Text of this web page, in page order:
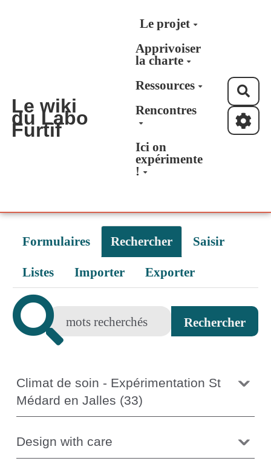
Aller au contenu principal
Le wiki
du Labo
Furtif
Le projet
Apprivoiser
la charte
Ressources
Rencontres
Ici on
expérimente
!
Formulaires Rechercher Saisir
Listes Importer Exporter
Climat de soin - Expérimentation St
Médard en Jalles (33)
Design with care